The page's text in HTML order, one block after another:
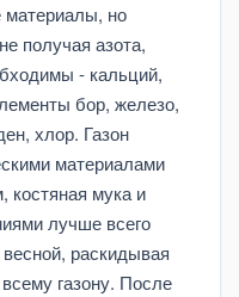
материалы, но
получая азота,
- кальций,
бор, железо,
хлор. Газон
материалами
костяная мука и
лучше всего
раскидывая
газону. После